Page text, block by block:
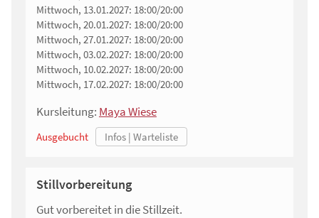
Mittwoch, 13.01.2027: 18:00/20:00
Mittwoch, 20.01.2027: 18:00/20:00
Mittwoch, 27.01.2027: 18:00/20:00
Mittwoch, 03.02.2027: 18:00/20:00
Mittwoch, 10.02.2027: 18:00/20:00
Mittwoch, 17.02.2027: 18:00/20:00
Kursleitung: Maya Wiese
Ausgebucht
Stillvorbereitung
Gut vorbereitet in die Stillzeit.